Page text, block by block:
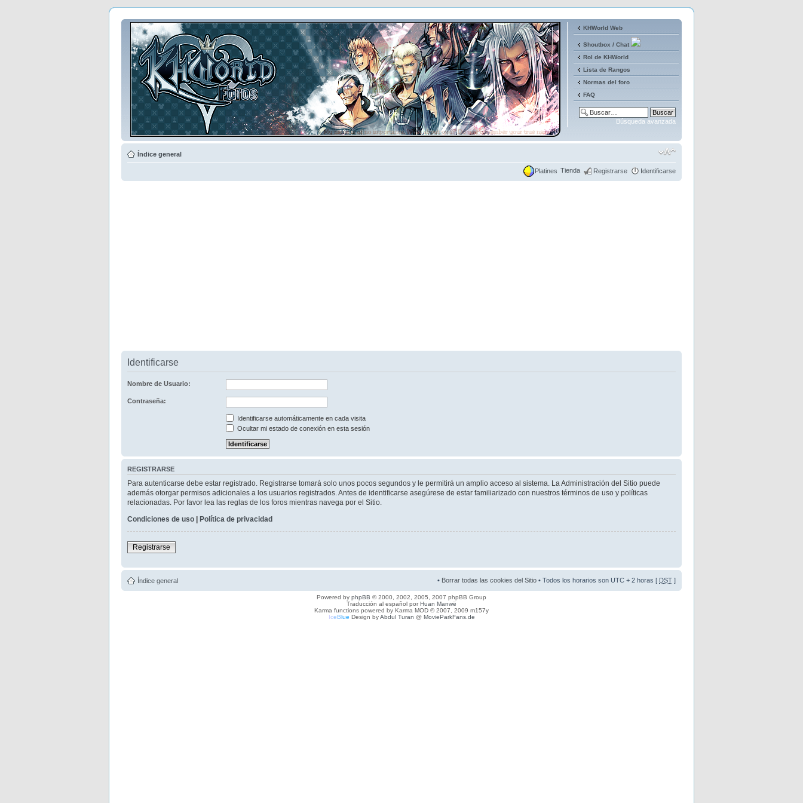
KHWorld Web
Shoutbox / Chat
Rol de KHWorld
Lista de Rangos
Normas del foro
FAQ
Búsqueda avanzada
Índice general
Platines Tienda Registrarse Identificarse
Identificarse
Nombre de Usuario:
Contraseña:
Identificarse automáticamente en cada visita
Ocultar mi estado de conexión en esta sesión
REGISTRARSE
Para autenticarse debe estar registrado. Registrarse tomará solo unos pocos segundos y le permitirá un amplio acceso al sistema. La Administración del Sitio puede
además otorgar permisos adicionales a los usuarios registrados. Antes de identificarse asegúrese de estar familiarizado con nuestros términos de uso y políticas
relacionadas. Por favor lea las reglas de los foros mientras navega por el Sitio.
Condiciones de uso | Política de privacidad
Registrarse
Índice general • Borrar todas las cookies del Sitio • Todos los horarios son UTC + 2 horas [ DST ]
Powered by phpBB © 2000, 2002, 2005, 2007 phpBB Group
Traducción al español porHuan Manwë
Karma functions powered by Karma MOD © 2007, 2009 m157y
IceBlue Design byAbdul Turan @ MovieParkFans.de